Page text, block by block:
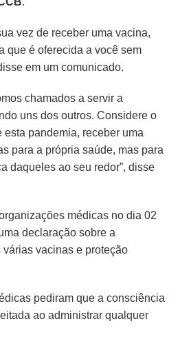
vez de receber uma vacina,
que é oferecida a você sem
em um comunicado.
chamados a servir a
uns dos outros. Considere o
esta pandemia, receber uma
para a própria saúde, mas para
daqueles ao seu redor”, disse
médicas no dia 02
declaração sobre a
vacinas e proteção
pediram que a consciência
ao administrar qualquer